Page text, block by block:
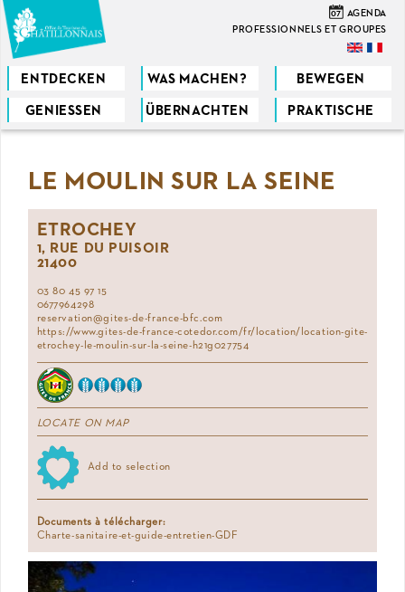
Direkt
zum
Inhalt
07 AGENDA
PROFESSIONNELS ET GROUPES
ENTDECKEN WAS MACHEN? BEWEGEN
GENIESSEN ÜBERNACHTEN PRAKTISCHE
Sie
hierLE MOULIN SUR LA SEINE
ETROCHEY
1, RUE DU PUISOIR
21400
03 80 45 97 15
0677964298
reservation@gites-de-france-bfc.com
https://www.gites-de-france-cotedor.com/fr/location/location-gite-
etrochey-le-moulin-sur-la-seine-h21g027754
LOCATE ON MAP
Add to selection
Documents à télécharger:
Charte-sanitaire-et-guide-entretien-GDF